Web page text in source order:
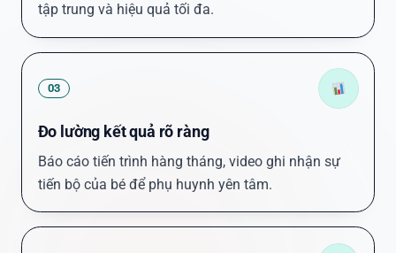
tập trung và hiệu quả tối đa.
03
Đo lường kết quả rõ ràng
Báo cáo tiến trình hàng tháng, video ghi nhận sự
tiến bộ của bé để phụ huynh yên tâm.